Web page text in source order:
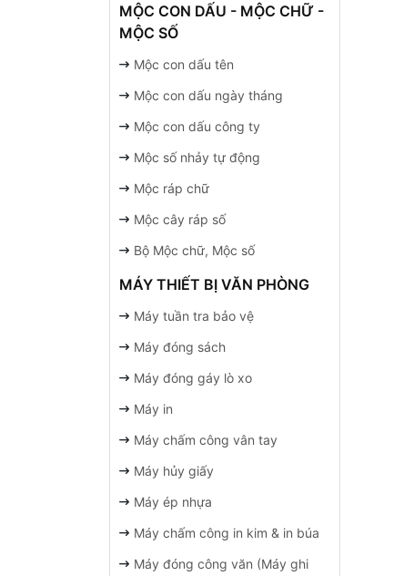
MỘC CON DẤU - MỘC CHỮ -
MỘC SỐ
Mộc con dấu tên
Mộc con dấu ngày tháng
Mộc con dấu công ty
Mộc số nhảy tự động
Mộc ráp chữ
Mộc cây ráp số
Bộ Mộc chữ, Mộc số
MÁY THIẾT BỊ VĂN PHÒNG
Máy tuần tra bảo vệ
Máy đóng sách
Máy đóng gáy lò xo
Máy in
Máy chấm công vân tay
Máy hủy giấy
Máy ép nhựa
Máy chấm công in kim & in búa
Máy đóng công văn (Máy ghi